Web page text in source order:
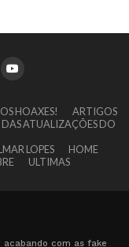
HOAXES!
ARTIGOS
DAS ATUALIZAÇÕES DO
LOPES
HOME
ULTIMAS
com as fake